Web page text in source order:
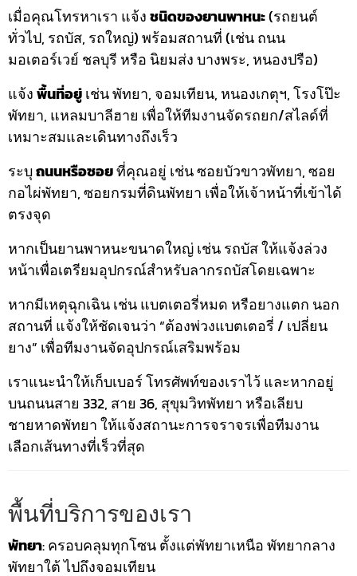
เมื่อคุณโทรหาเรา แจ้งชนิดของยานพาหนะ(รถยนต์
ทั่วไป, รถบัส, รถใหญ่) พร้อมสถานที่ (เช่น ถนน
มอเตอร์เวย์ ชลบุรี หรือ นิยมส่ง บางพระ, หนองปรือ)
แจ้งพื้นที่อยู่เช่น พัทยา, จอมเทียน, หนองเกตุฯ, โรงโป๊ะ
พัทยา, แหลมบาลีฮาย เพื่อให้ทีมงานจัดรถยก/สไลด์ที่
เหมาะสมและเดินทางถึงเร็ว
ระบุถนนหรือซอยที่คุณอยู่ เช่น ซอยบัวขาวพัทยา, ซอย
กอไผ่พัทยา, ซอยกรมที่ดินพัทยา เพื่อให้เจ้าหน้าที่เข้าได้
ตรงจุด
หากเป็นยานพาหนะขนาดใหญ่ เช่น รถบัส ให้แจ้งล่วง
หน้าเพื่อเตรียมอุปกรณ์สำหรับลากรถบัสโดยเฉพาะ
หากมีเหตุฉุกเฉิน เช่น แบตเตอรี่หมด หรือยางแตก นอก
สถานที่ แจ้งให้ชัดเจนว่า “ต้องพ่วงแบตเตอรี่ / เปลี่ยน
ยาง” เพื่อทีมงานจัดอุปกรณ์เสริมพร้อม
เราแนะนำให้เก็บเบอร์ โทรศัพท์ของเราไว้ และหากอยู่
บนถนนสาย 332, สาย 36, สุขุมวิทพัทยา หรือเลียบ
ชายหาดพัทยา ให้แจ้งสถานะการจราจรเพื่อทีมงาน
เลือกเส้นทางที่เร็วที่สุด
พื้นที่บริการของเรา
พัทยา: ครอบคลุมทุกโซน ตั้งแต่พัทยาเหนือ พัทยากลาง
พัทยาใต้ ไปถึงจอมเทียน